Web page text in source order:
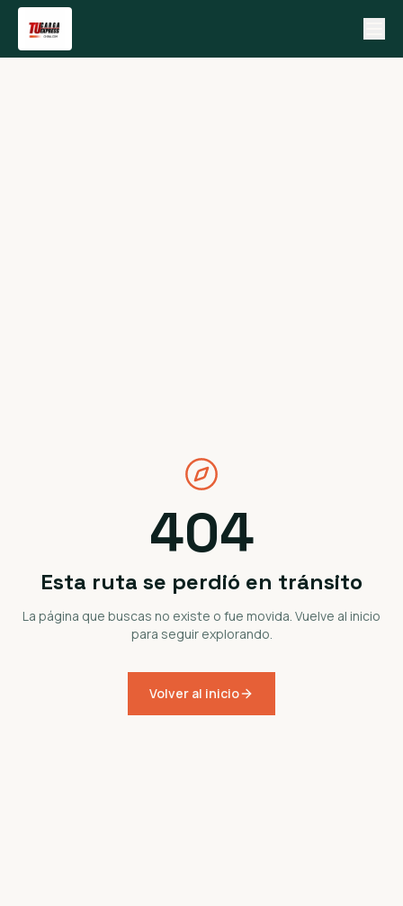
404
Esta ruta se perdió en tránsito
La página que buscas no existe o fue movida. Vuelve al inicio
para seguir explorando.
Volver al inicio